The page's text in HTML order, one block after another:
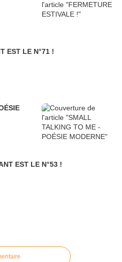
EST LE N°71 !
EST LE N°53 !